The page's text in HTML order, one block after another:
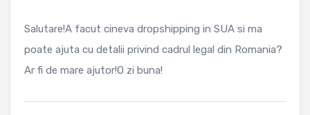
Salutare!A facut cineva dropshipping in SUA si ma
poate ajuta cu detalii privind cadrul legal din Romania?
Ar fi de mare ajutor!O zi buna!